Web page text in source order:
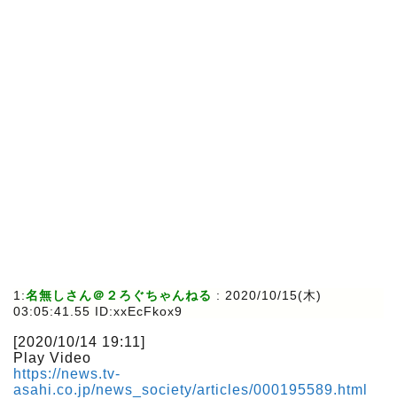
1:名無しさん＠２ろぐちゃんねる : 2020/10/15(木)
03:05:41.55 ID:xxEcFkox9
[2020/10/14 19:11]
Play Video
https://news.tv-
asahi.co.jp/news_society/articles/000195589.html